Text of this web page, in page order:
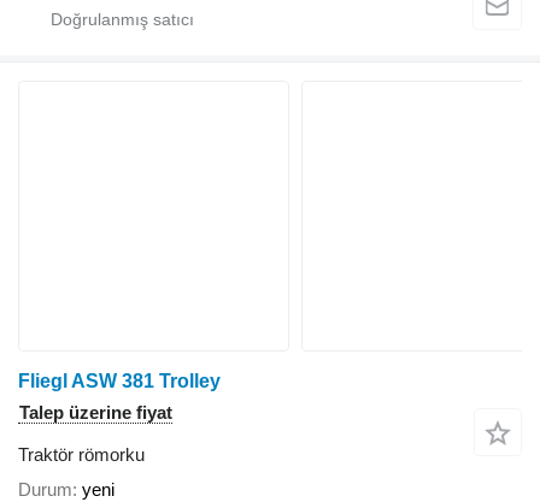
Fliegl ASW 381 Trolley
Talep üzerine fiyat
Traktör römorku
Durum yeni